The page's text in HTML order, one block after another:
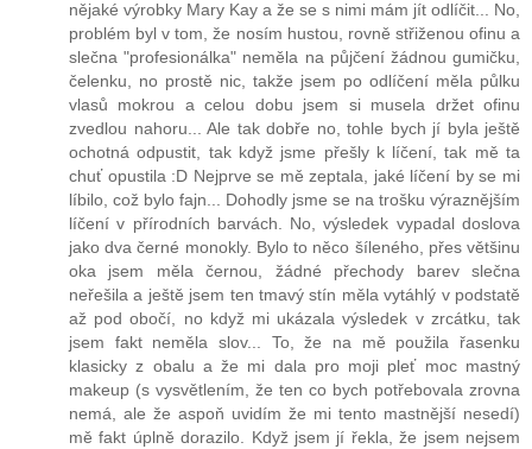
nějaké výrobky Mary Kay a že se s nimi mám jít odlíčit... No,
problém byl v tom, že nosím hustou, rovně střiženou ofinu a
slečna "profesionálka" neměla na půjčení žádnou gumičku,
čelenku, no prostě nic, takže jsem po odlíčení měla půlku
vlasů mokrou a celou dobu jsem si musela držet ofinu
zvedlou nahoru... Ale tak dobře no, tohle bych jí byla ještě
ochotná odpustit, tak když jsme přešly k líčení, tak mě ta
chuť opustila :D Nejprve se mě zeptala, jaké líčení by se mi
líbilo, což bylo fajn... Dohodly jsme se na trošku výraznějším
líčení v přírodních barvách. No, výsledek vypadal doslova
jako dva černé monokly. Bylo to něco šíleného, přes většinu
oka jsem měla černou, žádné přechody barev slečna
neřešila a ještě jsem ten tmavý stín měla vytáhlý v podstatě
až pod obočí, no když mi ukázala výsledek v zrcátku, tak
jsem fakt neměla slov... To, že na mě použila řasenku
klasicky z obalu a že mi dala pro moji pleť moc mastný
makeup (s vysvětlením, že ten co bych potřebovala zrovna
nemá, ale že aspoň uvidím že mi tento mastnější nesedí)
mě fakt úplně dorazilo. Když jsem jí řekla, že jsem nejsem